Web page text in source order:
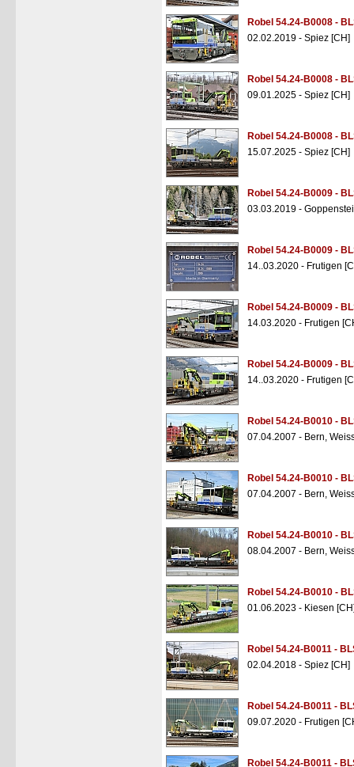
Robel 54.24-B0008 -
02.02.2019 - Spiez [CH]
Robel 54.24-B0008 -
09.01.2025 - Spiez [CH]
Robel 54.24-B0008 -
15.07.2025 - Spiez [CH]
Robel 54.24-B0009 -
03.03.2019 -
Robel 54.24-B0009 -
14..03.2020 - Frutigen
Robel 54.24-B0009 -
14.03.2020 - Frutigen
Robel 54.24-B0009 -
14..03.2020 - Frutigen
Robel 54.24-B0010 -
07.04.2007 - Bern,
Robel 54.24-B0010 -
07.04.2007 - Bern,
Robel 54.24-B0010 -
08.04.2007 - Bern,
Robel 54.24-B0010 -
01.06.2023 - Kiesen
Robel 54.24-B0011 -
02.04.2018 - Spiez [CH]
Robel 54.24-B0011 -
09.07.2020 - Frutigen
Robel 54.24-B0011 -